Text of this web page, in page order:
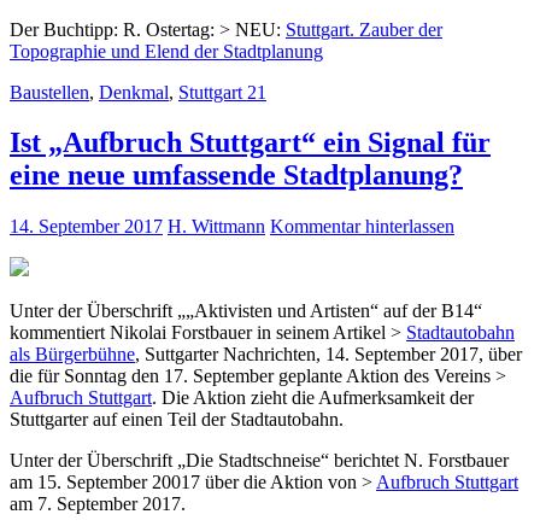
Der Buchtipp: R. Ostertag: > NEU: Stuttgart. Zauber der
Topographie und Elend der Stadtplanung
Baustellen, Denkmal, Stuttgart 21
Ist „Aufbruch Stuttgart“ ein Signal für
eine neue umfassende Stadtplanung?
14. September 2017 H. Wittmann Kommentar hinterlassen
Unter der Überschrift „„Aktivisten und Artisten“ auf der B14“
kommentiert Nikolai Forstbauer in seinem Artikel > Stadtautobahn
als Bürgerbühne, Suttgarter Nachrichten, 14. September 2017, über
die für Sonntag den 17. September geplante Aktion des Vereins >
Aufbruch Stuttgart. Die Aktion zieht die Aufmerksamkeit der
Stuttgarter auf einen Teil der Stadtautobahn.
Unter der Überschrift „Die Stadtschneise“ berichtet N. Forstbauer
am 15. September 20017 über die Aktion von > Aufbruch Stuttgart
am 7. September 2017.